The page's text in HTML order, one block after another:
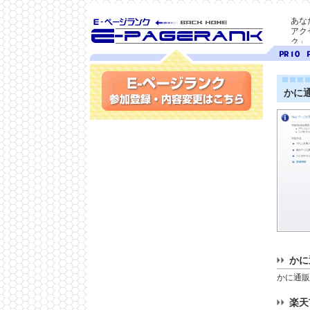
SEO対策に E-ページ
ランク
あな
アク
ク」
ランク
10
9
かに
か
かに通
楽
参加登録(無料)・内容変更